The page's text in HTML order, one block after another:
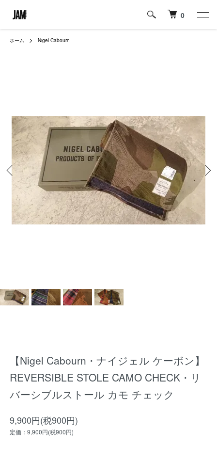
0
ホーム Nigel Cabourn
【Nigel Cabourn・ナイジェル ケーボン】
REVERSIBLE STOLE CAMO CHECK・リ
バーシブルストール カモ チェック
9,900円(税900円)
定価：9,900円(税900円)